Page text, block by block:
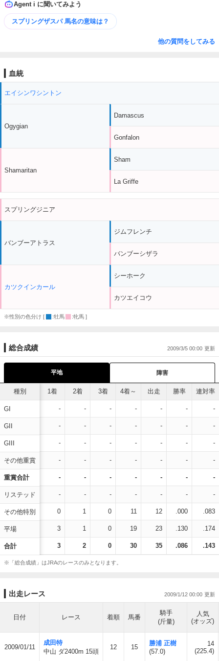
Agent i に聞いてみよう
スプリングザスパ 馬名の意味は？
他の質問をしてみる
血統
エイシンワシントン
Ogygian
Shamaritan
Damascus
Gonfalon
Sham
La Griffe
スプリングジニア
バンブーアトラス
カツクインカール
ジムフレンチ
バンブーシザラ
シーホーク
カツエイコウ
※性別の色分け [ :牡馬 :牝馬 ]
総合成績 2009/3/5 00:00
平地 障害
種別
GI
GII
GIII
その他重賞
重賞合計
リステッド
その他特別
平場
合計
1着 2着 3着 4着～ 出走 勝率 連対率
- - - - - - -
- - - - - - -
- - - - - - -
- - - - - - -
- - - - - - -
- - - - - - -
0 1 0 11 12 .000 .083
3 1 0 19 23 .130 .174
3 2 0 30 35 .086 .143
※「総合成績」はJRAのレースのみとなります。
出走レース 2009/1/12 00:00
日付 レース 着順 馬番
騎手
(斤量)
人気
(オッズ)
2009/01/11
成田特
中山 ダ2400m 15頭
12 15
勝浦 正樹
(57.0)
14
(225.4)